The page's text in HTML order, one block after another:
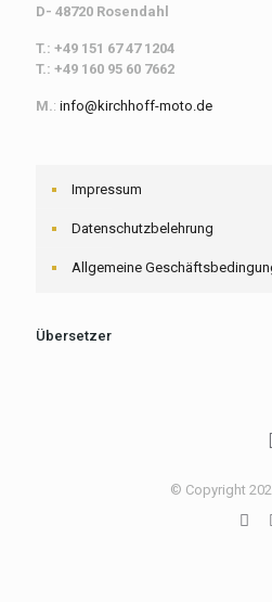
D- 48720 Rosendahl
T.: +49 151 67 47 1204
T.: +49 160 95 60 7662
M.: info@kirchhoff-moto.de
Impressum
Datenschutzbelehrung
Allgemeine
Übersetzer
© Copyright